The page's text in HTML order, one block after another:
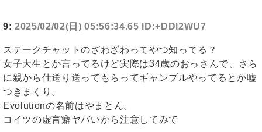
9: 2025/02/02(日) 05:56:34.65 ID:+DDl2WU7
ステークチャットのざわざわってやつ知ってる？
女子大生とか言ってるけど実際は34歳のおっさんで、さら
に親から仕送り送ってもらってギャンブルやってるとか嘘
つきまくり。
Evolutionの名前はやまとん。
コイツの虚言癖ヤバいから注意してみて